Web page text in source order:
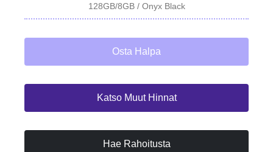
128GB/8GB / Onyx Black
Osta Halpa
Katso Muut Hinnat
Hae Rahoitusta